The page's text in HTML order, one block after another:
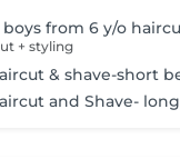
boys from 6 y/o
+ styling
& shave-short
and Shave-